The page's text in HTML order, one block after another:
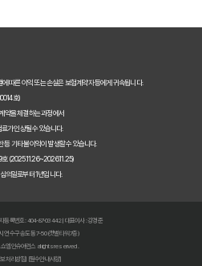
따른 이익 또는 손실은 보험계약자 등에게 귀속됩니다.
호)
약을 체결하는 과정에서
가 인상될 수 있습니다.
기타 불이익이 발생할 수 있습니다.
(2025.11.26~2026.11.25)
의일로부터 1년입니다.
등록번호 : 404-87-03442 | 대표이사 : 강경준
연수구 송도동 7-50 (갯벌타워 7층)
쇼엠인슈어런스 all rights reserved.
처리방침] [필수안내사항]